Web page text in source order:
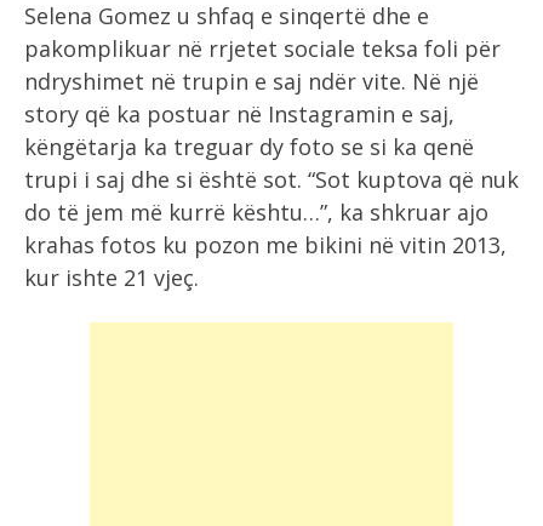
Selena Gomez u shfaq e sinqertë dhe e
pakomplikuar në rrjetet sociale teksa foli për
ndryshimet në trupin e saj ndër vite. Në një
story që ka postuar në Instagramin e saj,
këngëtarja ka treguar dy foto se si ka qenë
trupi i saj dhe si është sot. “Sot kuptova që nuk
do të jem më kurrë kështu…”, ka shkruar ajo
krahas fotos ku pozon me bikini në vitin 2013,
kur ishte 21 vjeç.